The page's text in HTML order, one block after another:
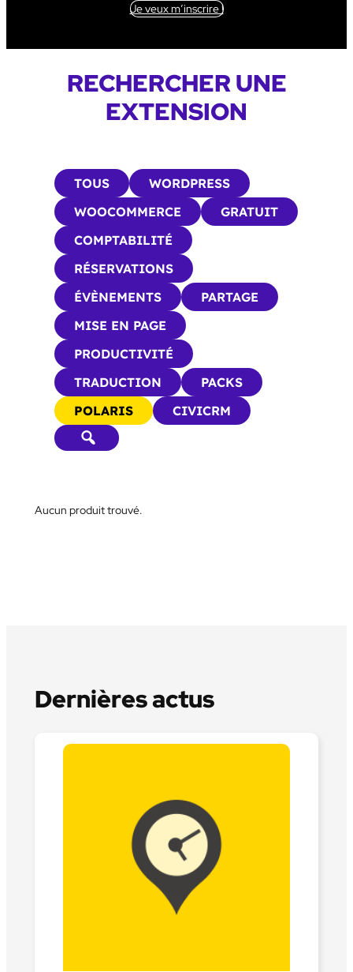
Je veux m’inscrire !
RECHERCHER UNE
EXTENSION
TOUS
WORDPRESS
WOOCOMMERCE
GRATUIT
COMPTABILITÉ
RÉSERVATIONS
ÉVÈNEMENTS
PARTAGE
MISE EN PAGE
PRODUCTIVITÉ
TRADUCTION
PACKS
POLARIS
CIVICRM
Aucun produit trouvé.
Dernières actus